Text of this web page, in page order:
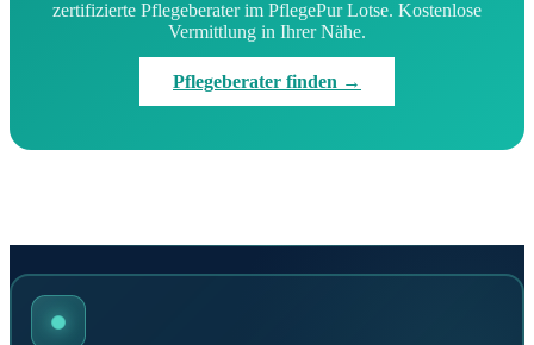
zertifizierte Pflegeberater im PflegePur Lotse. Kostenlose
Vermittlung in Ihrer Nähe.
Pflegeberater finden →